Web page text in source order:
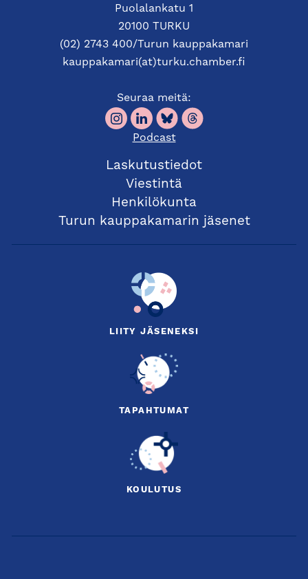
Puolalankatu 1
20100 TURKU
(02) 2743 400/Turun kauppakamari
kauppakamari(at)turku.chamber.fi
Seuraa meitä:
Podcast
Laskutustiedot
Viestintä
Henkilökunta
Turun kauppakamarin jäsenet
LIITY JÄSENEKSI
TAPAHTUMAT
KOULUTUS